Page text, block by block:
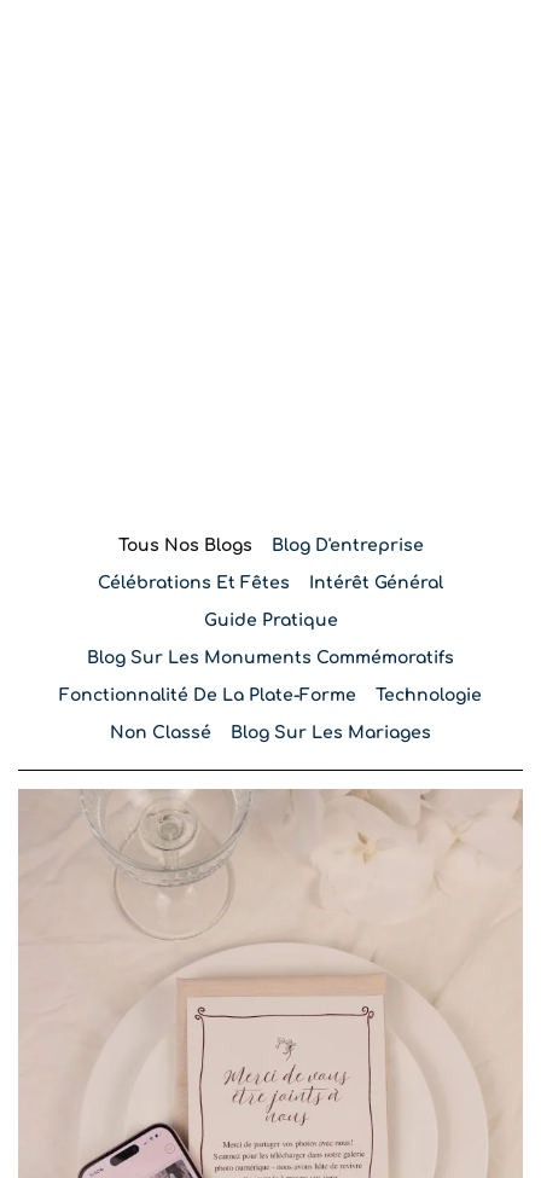
Blog D'entreprise
Célébrations Et Fêtes Intérêt Général
Guide Pratique
Blog Sur Les Monuments Commémoratifs
Fonctionnalité De La Plate-Forme Technologie
Non Classé Blog Sur Les Mariages
Tous Nos Blogs